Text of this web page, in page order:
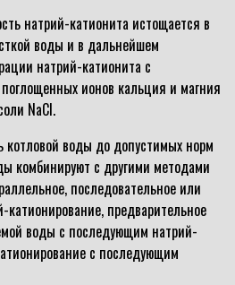
натрий-катионита истощается в
воды и в дальнейшем
натрий-катионита с
ионов кальция и магния
NaCl.
воды до допустимых норм
комбинируют с другими методами
последовательное или
предварительное
воды с последующим натрий-
с последующим